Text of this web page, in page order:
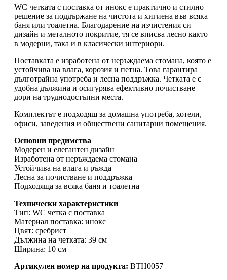
WC четката с поставка от инокс е практично и стилно
решение за поддържане на чистота и хигиена във всяка
баня или тоалетна. Благодарение на изчистения си
дизайн и металното покритие, тя се вписва лесно както
в модерни, така и в класически интериори.
Поставката е изработена от неръждаема стомана, която е
устойчива на влага, корозия и петна. Това гарантира
дълготрайна употреба и лесна поддръжка. Четката е с
удобна дължина и осигурява ефективно почистване
дори на труднодостъпни места.
Комплектът е подходящ за домашна употреба, хотели,
офиси, заведения и обществени санитарни помещения.
Основни предимства
Модерен и елегантен дизайн
Изработена от неръждаема стомана
Устойчива на влага и ръжда
Лесна за почистване и поддръжка
Подходяща за всяка баня и тоалетна
Технически характеристики
Тип: WC четка с поставка
Материал поставка: инокс
Цвят: сребрист
Дължина на четката: 39 см
Ширина: 10 см
Артикулен номер на продукта: BTH0057